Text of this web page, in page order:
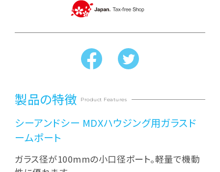
製品の特徴 Product Features
シーアンドシー MDXハウジング用ガラスド
ームポート
ガラス径が100mmの小口径ポート。軽量で機動